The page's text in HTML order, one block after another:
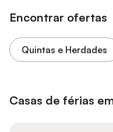
Encontrar ofertas
Quintas e Herdades
Casas de férias